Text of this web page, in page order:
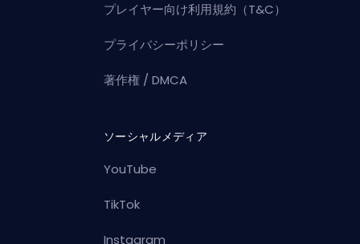
プレイヤー向け利用規約（T&C）
プライバシーポリシー
著作権 / DMCA
ソーシャルメディア
YouTube
TikTok
Instagram